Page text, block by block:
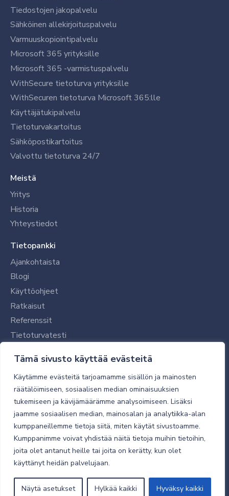
Tämä sivusto käyttää evästeitä
Käytämme evästeitä tarjoamamme sisällön ja mainosten
räätälöimiseen, sosiaalisen median ominaisuuksien
tukemiseen ja kävijämäärämme analysoimiseen. Lisäksi
jaamme sosiaalisen median, mainosalan ja analytiikka-alan
kumppaneillemme tietoja siitä, miten käytät sivustoamme.
Kumppanimme voivat yhdistää näitä tietoja muihin tietoihin,
joita olet antanut heille tai joita on kerätty, kun olet
käyttänyt heidän palvelujaan.
Näytä asetukset Hylkää kaikki Hyväksy kaikki
Tiedostojen jakopalvelu
Sähköinen allekirjoituspalvelu
Varmuuskopiointipalvelu
Microsoft 365 yrityksille
Microsoft 365 -varmistuspalvelu
WithSecure tietoturva yrityksille
WithSecuren tietoturva Microsoft 365:lle
Käyttäjätukipalvelu
Tietoturvakartoitus
Sähköpostikartoitus
Valvottu tietoturva 24/7
Meistä
Yritys
Historia
Yhteystiedot
Tietopankki
Ajankohtaista
Blogi
Käyttöohjeet
Ratkaisut
Referenssit
Tietoturvatesti
Tilaajalle
Toimitustavat ja -kulut
Verkkokaupan yleiset ehdot
Toimitusehdot
Tietosuojaseloste
Tietoturva
© 2026 Micro Magic